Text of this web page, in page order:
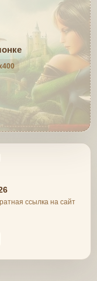
ссылка на сайт